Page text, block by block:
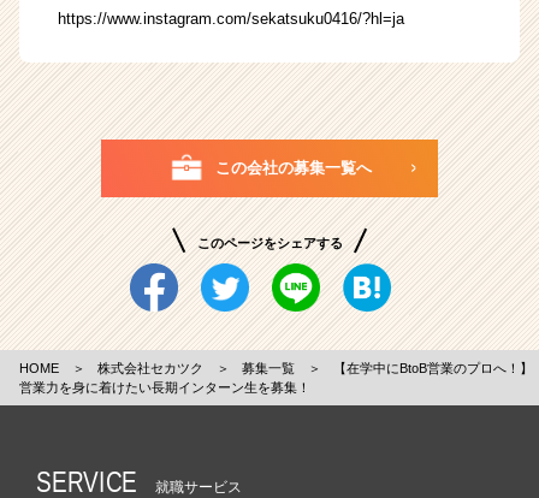
https://www.instagram.com/sekatsuku0416/?hl=ja
この会社の募集一覧へ
このページをシェアする
HOME ＞ 株式会社セカツク ＞ 募集一覧 ＞
【在学中にBtoB営業のプロへ！】
営業力を身に着けたい長期インターン生を募集！
SERVICE 就職サービス